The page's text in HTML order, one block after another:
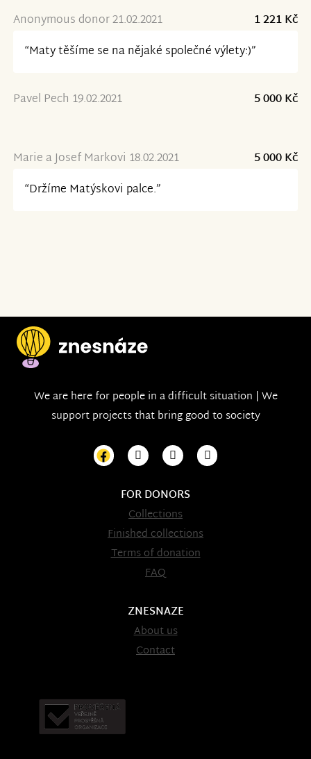
Anonymous donor 21.02.2021
1 221 Kč
“Maty těšíme se na nějaké společné výlety:)”
Pavel Pech 19.02.2021 5 000 Kč
Marie a Josef Markovi 18.02.2021
5 000 Kč
“Držíme Matýskovi palce.”
We are here for people in a difficult situation | We
support projects that bring good to society
FOR DONORS
Collections
Finished collections
Terms of donation
FAQ
ZNESNAZE
About us
Contact